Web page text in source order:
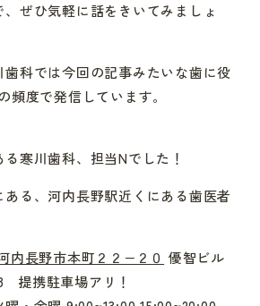
ぜひ気軽に話をきいてみましょ
科では今回の記事みたいな歯に役
頻度で発信しています。
寒川歯科、担当Nでした！
る、河内長野駅近くにある歯医者
内長野市本町２２−２０ 優智ビル
提携駐車場アリ！